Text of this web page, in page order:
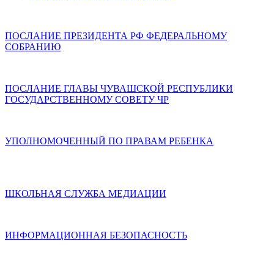
ПОСЛАНИЕ ПРЕЗИДЕНТА РФ ФЕДЕРАЛЬНОМУ
СОБРАНИЮ
ПОСЛАНИЕ ГЛАВЫ ЧУВАШСКОЙ РЕСПУБЛИКИ
ГОСУДАРСТВЕННОМУ СОВЕТУ ЧР
УПОЛНОМОЧЕННЫЙ ПО ПРАВАМ РЕБЕНКА
ШКОЛЬНАЯ СЛУЖБА МЕДИАЦИИ
ИНФОРМАЦИОННАЯ БЕЗОПАСНОСТЬ